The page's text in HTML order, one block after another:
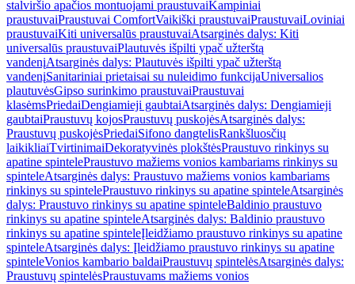
stalviršio apačios montuojami praustuvaiKampiniai
praustuvaiPraustuvai ComfortVaikiški praustuvaiPraustuvaiLoviniai
praustuvaiKiti universalūs praustuvaiAtsarginės dalys: Kiti
universalūs praustuvaiPlautuvės išpilti ypač užterštą
vandenįAtsarginės dalys: Plautuvės išpilti ypač užterštą
vandenįSanitariniai prietaisai su nuleidimo funkcijaUniversalios
plautuvėsGipso surinkimo praustuvaiPraustuvai
klasėmsPriedaiDengiamieji gaubtaiAtsarginės dalys: Dengiamieji
gaubtaiPraustuvų kojosPraustuvų puskojėsAtsarginės dalys:
Praustuvų puskojėsPriedaiSifono dangtelisRankšluosčių
laikikliaiTvirtinimaiDekoratyvinės plokštėsPraustuvo rinkinys su
apatine spintelePraustuvo mažiems vonios kambariams rinkinys su
spinteleAtsarginės dalys: Praustuvo mažiems vonios kambariams
rinkinys su spintelePraustuvo rinkinys su apatine spinteleAtsarginės
dalys: Praustuvo rinkinys su apatine spinteleBaldinio praustuvo
rinkinys su apatine spinteleAtsarginės dalys: Baldinio praustuvo
rinkinys su apatine spinteleĮleidžiamo praustuvo rinkinys su apatine
spinteleAtsarginės dalys: Įleidžiamo praustuvo rinkinys su apatine
spinteleVonios kambario baldaiPraustuvų spintelėsAtsarginės dalys:
Praustuvų spintelėsPraustuvams mažiems vonios